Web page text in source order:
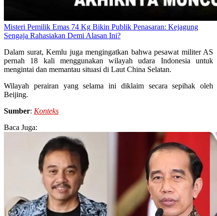
Misteri Pemilik Emas 74 Kg Bikin Publik Penasaran: Kejagung
Sengaja Rahasiakan Demi Alasan Ini?
Dalam surat, Kemlu juga mengingatkan bahwa pesawat militer AS
pernah 18 kali menggunakan wilayah udara Indonesia untuk
mengintai dan memantau situasi di Laut China Selatan.
Wilayah perairan yang selama ini diklaim secara sepihak oleh
Beijing.
Sumber: Konteks
Baca Juga: